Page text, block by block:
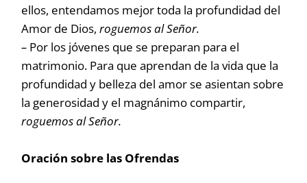
ellos, entendamos mejor toda la profundidad del
Amor de Dios,roguemos al Señor.
– Por los jóvenes que se preparan para el
matrimonio. Para que aprendan de la vida que la
profundidad y belleza del amor se asientan sobre
la generosidad y el magnánimo compartir,
roguemos al Señor.
Oración sobre las Ofrendas